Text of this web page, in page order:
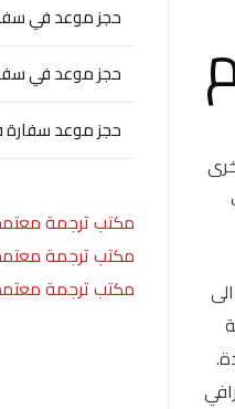
حجز موعد في
حجز موعد في
حجز موعد سفارة
مكتب ترجمة
مكتب ترجمة
مكتب ترجمة